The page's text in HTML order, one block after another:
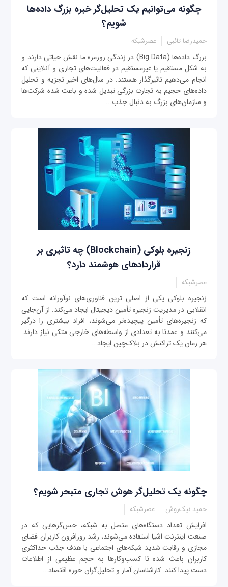
چگونه می‌توانیم یک تحلیل‌گر خبره بزرگ داده‌ها
شویم؟
حمیدرضا تائبی عصرشبکه
بزرگ داده‌ها (Big Data) در زندگی روزمره ما نقش حیاتی دارند و
به شکل مستقیم یا غیر‌مستقیم در فعالیت‌های تجاری و آنلاینی که
انجام می‌دهیم تاثیرگذار هستند. در سال‌های اخیر تجزیه و تحلیل
داده‌های حجیم به تجارت بزرگی تبدیل شده و باعث شده شرکت‌ها
و سازمان‌های بزرگ به دنبال جذب...
زنجیره بلوکی (Blockchain) چه تاثیری بر
قراردادهای هوشمند دارد؟
عصرشبکه
زنجیره بلوکی یکی از اصلی ترین فناوری‌های نوآورانه است که
انقلابی در مدیریت زنجیره تأمین دیجیتال ایجاد می‌کند. از آن‌جایی
که زنجیره‌های تأمین پیچیده‌تر می‌شوند، افراد بیشتری را درگیر
می‌کنند و عمدتا به تعدادی از واسطه‌های خارجی متکی نیاز دارند.
هر زمان یک تراکنش در بلاک‌چین ایجاد...
چگونه یک تحلیل‌گر هوش تجاری متبحر شویم؟
حمید نیک‌روش عصرشبکه
افزایش تعداد دستگاه‌های متصل به شبکه، حس‌گرهایی که در
صنعت اینترنت اشیا استفاده می‌شوند، رشد روزافزون کاربران فضای
مجازی و رقابت شدید شبکه‌های اجتماعی با هدف جذب حداکثری
کاربران باعث شده تا کسب‌وکارها به حجم عظیمی از اطلاعات
دست پیدا کنند. کارشناسان آمار و تحلیل‌گران حوزه اقتصاد...